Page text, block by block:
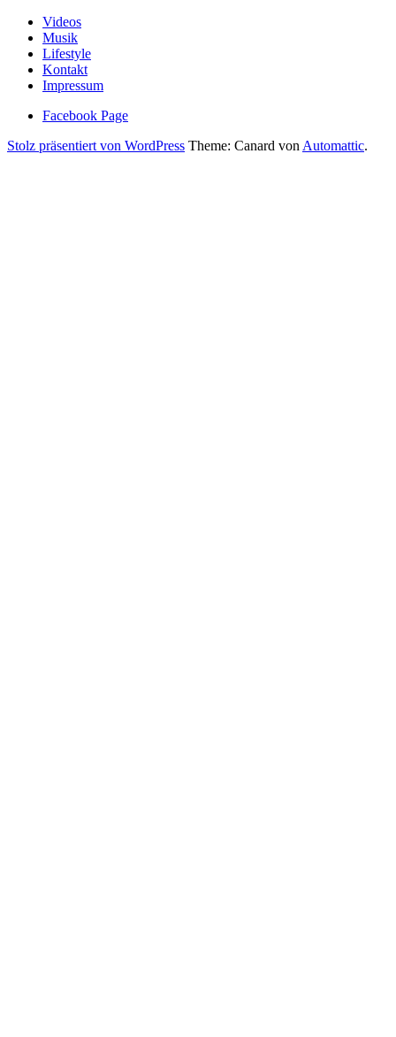
Videos
Musik
Lifestyle
Kontakt
Impressum
Facebook Page
Stolz präsentiert von WordPress Theme: Canard von Automattic.